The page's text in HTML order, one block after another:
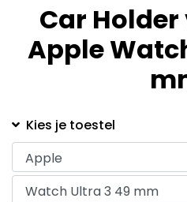
Car
Apple
Kies je toestel